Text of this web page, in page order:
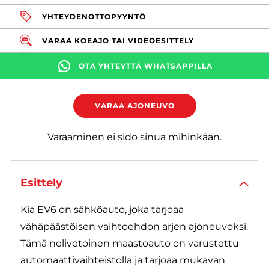
YHTEYDENOTTOPYYNTÖ
VARAA KOEAJO TAI VIDEOESITTELY
OTA YHTEYTTÄ WHATSAPPILLA
VARAA AJONEUVO
Varaaminen ei sido sinua mihinkään.
Esittely
Kia EV6 on sähköauto, joka tarjoaa
vähäpäästöisen vaihtoehdon arjen ajoneuvoksi.
Tämä nelivetoinen maastoauto on varustettu
automaattivaihteistolla ja tarjoaa mukavan